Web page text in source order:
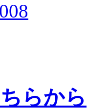
らから